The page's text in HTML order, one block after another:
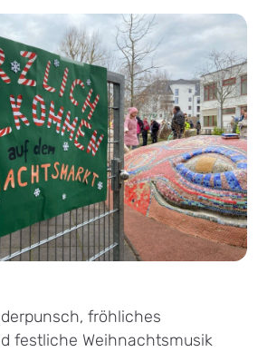
fröhliches
festliche Weihnachtsmusik